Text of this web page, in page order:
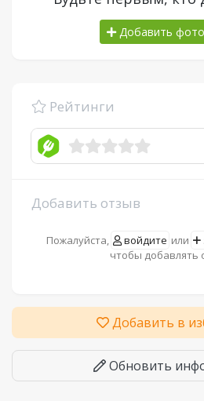
Добавить
Рейтинги
Добавить отзыв
Пожалуйста, войдите или
чтобы добавлять
Добавить в
Обновить